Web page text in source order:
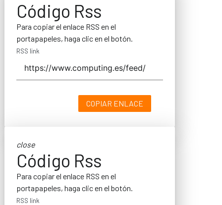
Código Rss
Para copiar el enlace RSS en el
portapapeles, haga clic en el botón.
RSS link
COPIAR ENLACE
close
Código Rss
Para copiar el enlace RSS en el
portapapeles, haga clic en el botón.
RSS link